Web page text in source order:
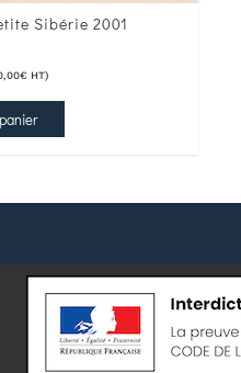
Sibérie 2001
€HT)